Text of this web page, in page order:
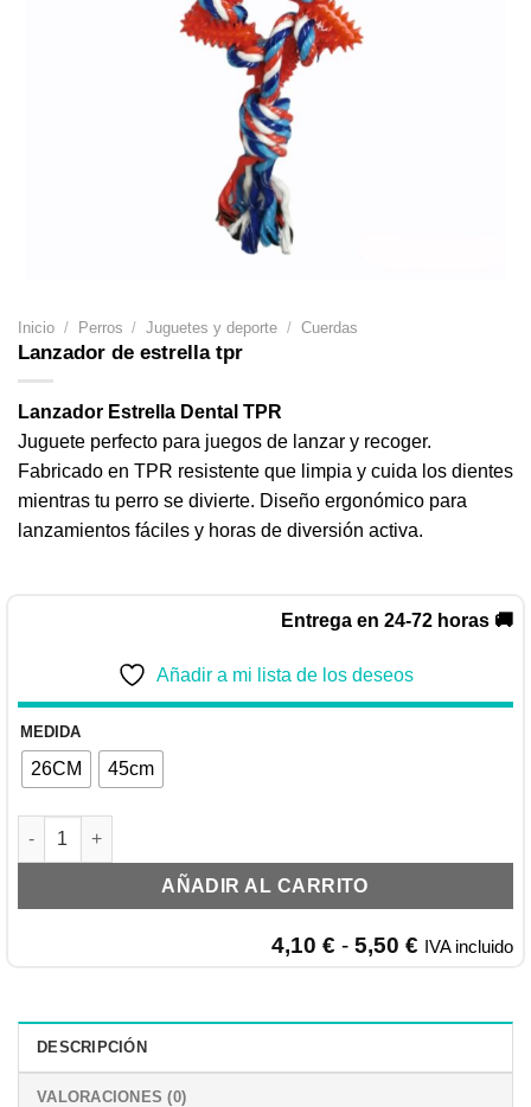
Inicio / Perros / Juguetes y deporte / Cuerdas
Lanzador de estrella tpr
Lanzador Estrella Dental TPR
Juguete perfecto para juegos de lanzar y recoger.
Fabricado en TPR resistente que limpia y cuida los dientes
mientras tu perro se divierte. Diseño ergonómico para
lanzamientos fáciles y horas de diversión activa.
Entrega en 24-72 horas 🚚
Añadir a mi lista de los deseos
MEDIDA
26CM 45cm
Lanzador de estrella tpr cantidad
AÑADIR AL CARRITO
4,10 € - 5,50 € Rango
5,50 €
IVA incluido
DESCRIPCIÓN
VALORACIONES (0)